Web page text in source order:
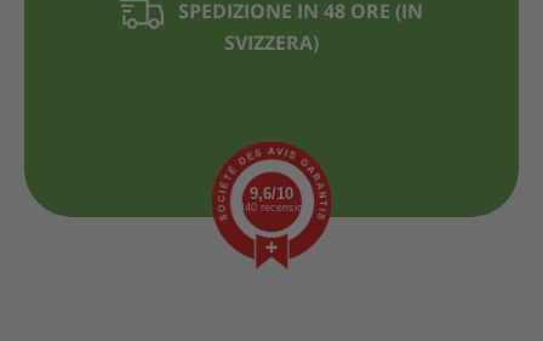
SPEDIZIONE IN 48 ORE (IN
SVIZZERA)
9,6/10
1440 recensioni